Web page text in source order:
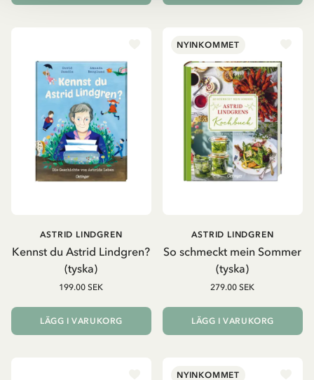
Kennst du Astrid Lindgren?
(tyska)
ASTRID LINDGREN
199.00 SEK
LÄGG I VARUKORG
NYINKOMMET
So schmeckt mein Sommer
(tyska)
ASTRID LINDGREN
279.00 SEK
LÄGG I VARUKORG
NYINKOMMET